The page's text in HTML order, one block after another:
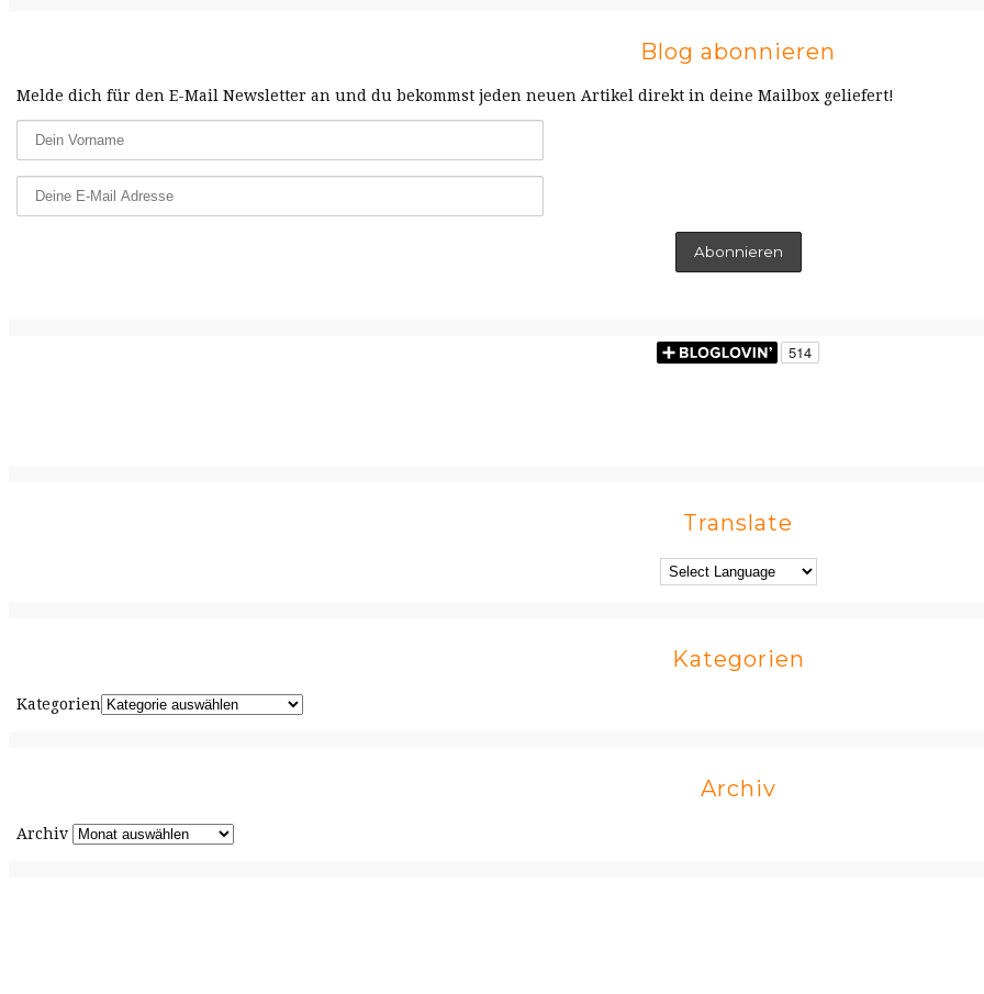
Blog abonnieren
Melde dich für den E-Mail Newsletter an und du bekommst jeden neuen Artikel direkt in deine Mailbox geliefert!
Translate
Kategorien
Kategorien
Archiv
Archiv